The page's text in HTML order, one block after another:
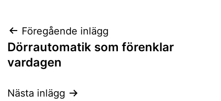
Inläggsnavigering
Föregående inlägg
Dörrautomatik som förenklar
vardagen
Nästa inlägg